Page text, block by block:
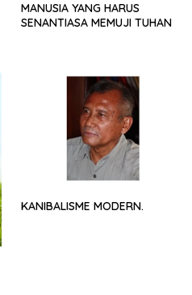
MANUSIA YANG HARUS
SENANTIASA MEMUJI TUHAN
KANIBALISME MODERN.